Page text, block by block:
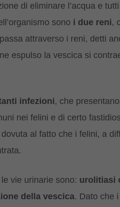
di eliminare l’acqua e
sono i due reni,
attraverso i reni, detti
espulso la vescica si
infezioni, che
nei felini e di certo
al fatto che i felini, a
vie urinarie sono: urolitiasi
della vescica. Dato che